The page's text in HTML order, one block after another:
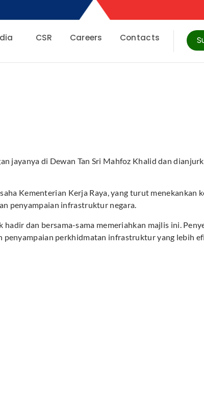
CSR Careers Contacts
jayanya di Dewan Tan Sri Mahfoz Khalid dan
Kementerian Kerja Raya, yang turut menekankan
penyampaian infrastruktur negara.
dan bersama-sama memeriahkan majlis ini.
perkhidmatan infrastruktur yang lebih